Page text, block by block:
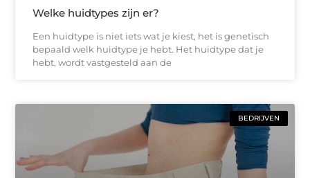
Welke huidtypes zijn er?
Een huidtype is niet iets wat je kiest, het is genetisch
bepaald welk huidtype je hebt. Het huidtype dat je
hebt, wordt vastgesteld aan de
BEDRIJVEN